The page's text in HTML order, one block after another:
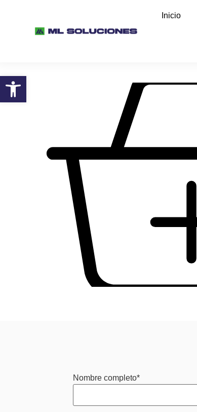
Inicio
Nombre completo*